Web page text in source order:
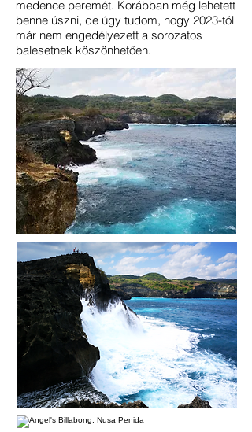
medence peremét. Korábban még lehetett
benne úszni, de úgy tudom, hogy 2023-tól
már nem engedélyezett a sorozatos
balesetnek köszönhetően.